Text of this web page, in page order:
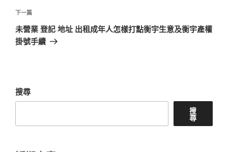
覽
文
章
下
一
篇
下一篇
未營業 登記 地址 出租成年人怎樣打點衡宇生意及衡宇產權
掛號手續
搜尋
搜
尋